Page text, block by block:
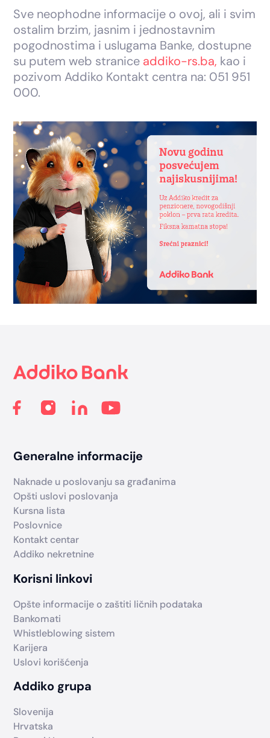
Sve neophodne informacije o ovoj, ali i svim
ostalim brzim, jasnim i jednostavnim
pogodnostima i uslugama Banke, dostupne
su putem web stranice addiko-rs.ba, kao i
pozivom Addiko Kontakt centra na: 051 951
000.
Generalne informacije
Naknade u poslovanju sa građanima
Opšti uslovi poslovanja
Kursna lista
Poslovnice
Kontakt centar
Addiko nekretnine
Korisni linkovi
Opšte informacije o zaštiti ličnih podataka
Bankomati
Whistleblowing sistem
Karijera
Uslovi korišćenja
Addiko grupa
Slovenija
Hrvatska